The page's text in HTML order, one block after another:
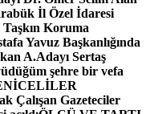
İl Özel İdaresi
Koruma
Yavuz Başkanlığında
A.Adayı Sertaş
şehre bir vefa
Çalışan Gazeteciler